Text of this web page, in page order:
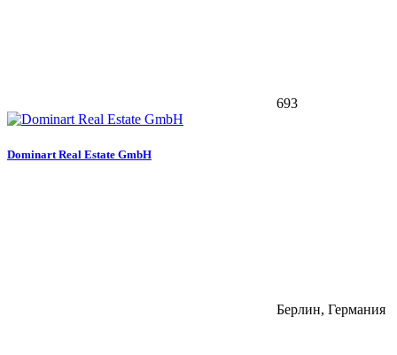
693
Dominart Real Estate GmbH
Берлин, Германия